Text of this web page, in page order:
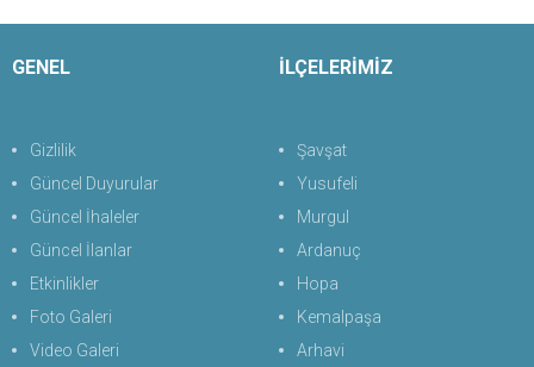
GENEL
Gizlilik
Güncel Duyurular
Güncel İhaleler
Güncel İlanlar
Etkinlikler
Foto Galeri
Video Galeri
İLÇELERİMİZ
Şavşat
Yusufeli
Murgul
Ardanuç
Hopa
Kemalpaşa
Arhavi